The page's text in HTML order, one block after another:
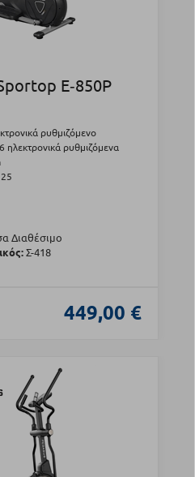
E‑850P
ρυθμιζόμενο
ηλεκτρονικά ρυθμιζόμενα
Διαθέσιμο
Σ-418
449,00 €